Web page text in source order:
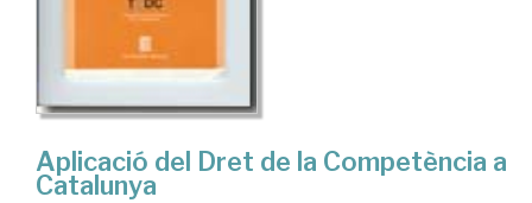
Aplicació del Dret de la Competència a
Catalunya